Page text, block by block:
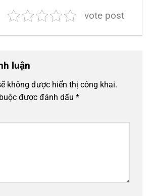
vote post
luận
không được hiển thị công khai.
được đánh dấu *